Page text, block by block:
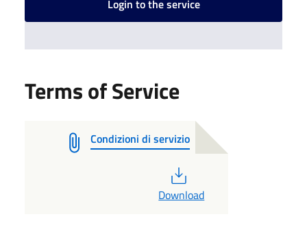
Login to the service
Terms of Service
Condizioni di servizio
Download